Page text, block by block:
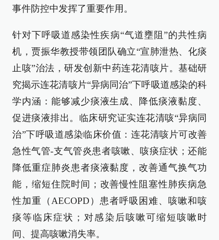
事件防控中发挥了重要作用。
针对下呼吸道感染性疾病“气道壅阻”的共性病
机，贾振华教授带领团队确立“宣肺泄热、化痰
止咳”治法，研发创新中药连花清咳片。基础研
究揭示连花清咳片“异病同治”下呼吸道感染的科
学内涵：能够减少痰液生成、降低痰液黏度、
促进痰液排出。临床研究证实连花清咳“异病同
治”下呼吸道感染临床价值：连花清咳片可改善
急性气管-支气管炎患者咳嗽、咳痰症状；还能
降低重症肺炎患者痰液黏度，改善通气换气功
能，缩短住院时间；改善慢性阻塞性肺疾病急
性加重（AECOPD）患者呼吸困难、咳嗽和咳
痰等临床症状；对感染后咳嗽可缩短咳嗽时
间、提高咳嗽消失率。